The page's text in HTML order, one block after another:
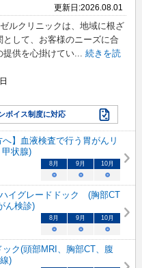
更新日:2026.08.01
ルクリニックは、地域に根ざ
として、お客様のニーズに合
提供を心掛けてい... 続きを読
ボイス制度に対応
】血液検査で行う胃がんリ
状腺)
8月 9月 10月
○ ○ ○
イグレードドック (胸部CT
ん検診)
8月 9月 10月
○ ○ ○
ック(頭部MRI、胸部CT、腹
)